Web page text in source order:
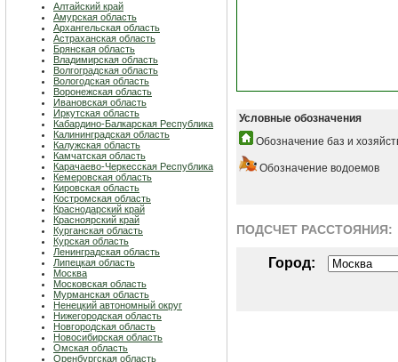
Алтайский край
Амурская область
Архангельская область
Астраханская область
Брянская область
Владимирская область
Волгоградская область
Вологодская область
Воронежская область
Ивановская область
Иркутская область
Кабардино-Балкарская Республика
Калининградская область
Калужская область
Камчатская область
Карачаево-Черкесская Республика
Кемеровская область
Кировская область
Костромская область
Краснодарский край
Красноярский край
Курганская область
Курская область
Ленинградская область
Липецкая область
Москва
Московская область
Мурманская область
Ненецкий автономный округ
Нижегородская область
Новгородская область
Новосибирская область
Омская область
Оренбургская область
Условные обозначения
Обозначение баз и
Обозначение водоемов
ПОДСЧЕТ РАСCТОЯНИЯ:
Город: